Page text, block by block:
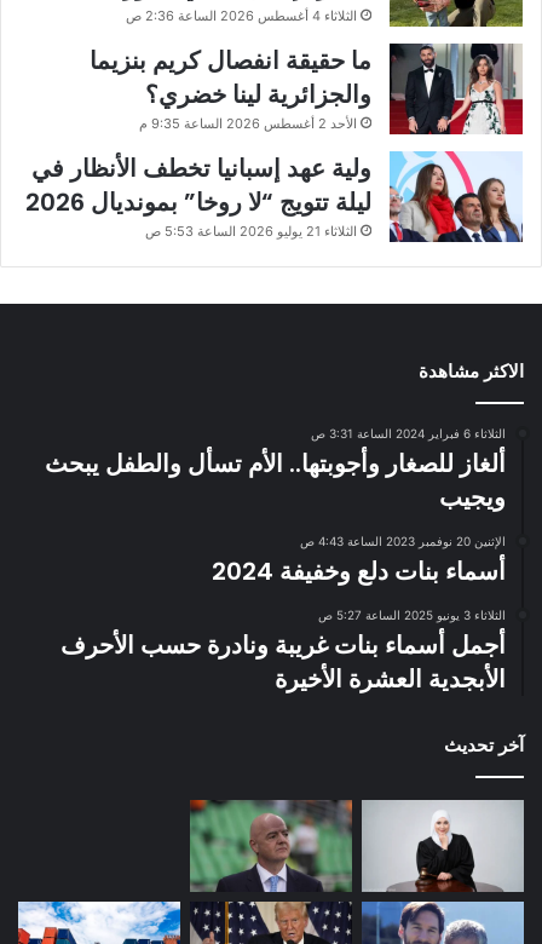
الثلاثاء 4 أغسطس 2026 الساعة 2:36 ص
ما حقيقة انفصال كريم بنزيما
والجزائرية لينا خضري؟
الأحد 2 أغسطس 2026 الساعة 9:35 م
ولية عهد إسبانيا تخطف الأنظار في
ليلة تتويج “لا روخا” بمونديال 2026
الثلاثاء 21 يوليو 2026 الساعة 5:53 ص
الاكثر مشاهدة
الثلاثاء 6 فبراير 2024 الساعة 3:31 ص
ألغاز للصغار وأجوبتها.. الأم تسأل والطفل يبحث
ويجيب
الإثنين 20 نوفمبر 2023 الساعة 4:43 ص
أسماء بنات دلع وخفيفة 2024
الثلاثاء 3 يونيو 2025 الساعة 5:27 ص
أجمل أسماء بنات غريبة ونادرة حسب الأحرف
الأبجدية العشرة الأخيرة
آخر تحديث